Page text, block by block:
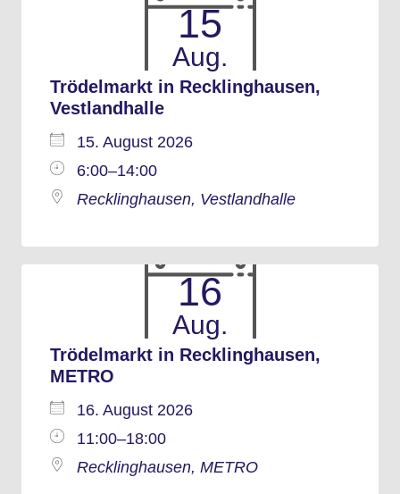
15
Aug.
Trödelmarkt in Recklinghausen,
Vestlandhalle
15. August 2026
6:00–14:00
Recklinghausen, Vestlandhalle
16
Aug.
Trödelmarkt in Recklinghausen,
METRO
16. August 2026
11:00–18:00
Recklinghausen, METRO